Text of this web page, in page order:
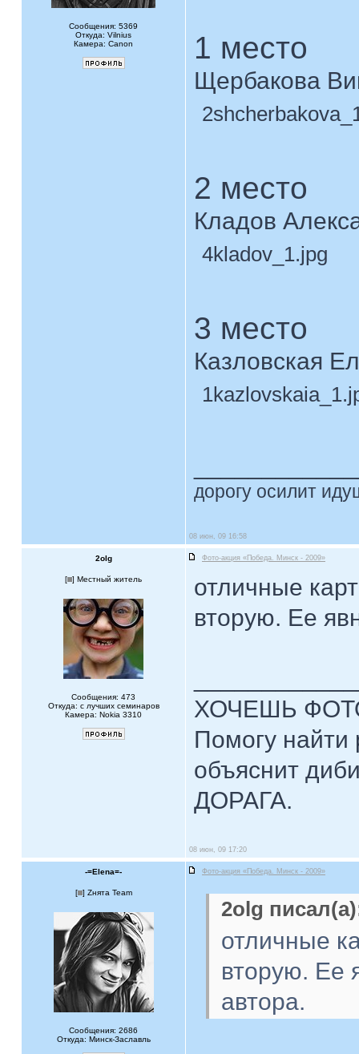
Сообщения: 5369
Откуда: Vilnius
Камера: Canon
1 место
Щербакова
2 место
Кладов
4kladov_1.jpg
3 место
Казловская
дорогу осилит
08 июн, 09 16:58
2olg Фото-акция «Победа. Минск - 2009»
[ ] Местный житель
Сообщения: 473
Откуда: с лучших семинаров
Камера: Nokia 3310
отличные
вторую. Ее
ХОЧЕШЬ
Помогу найти
объяснит
ДОРАГА.
08 июн, 09 17:20
-=Elena=- Фото-акция «Победа. Минск - 2009»
[ ] Zнята Team
Сообщения: 2686
Откуда: Минск-Заславль
2olg
отличные
вторую. Ее
автора.